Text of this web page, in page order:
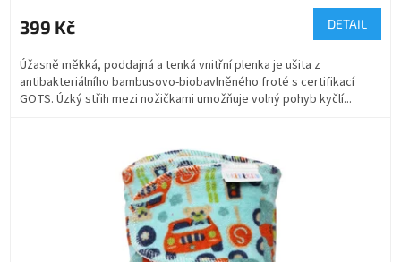
399 Kč DETAIL
Úžasně měkká, poddajná a tenká vnitřní plenka je ušita z
antibakteriálního bambusovo-biobavlněného froté s certifikací
GOTS. Úzký střih mezi nožičkami umožňuje volný pohyb kyčlí...